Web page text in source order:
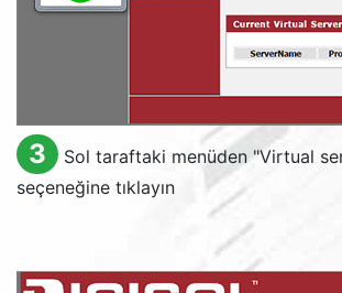
3 Sol taraftaki menüden "Virtual
seçeneğine tıklayın